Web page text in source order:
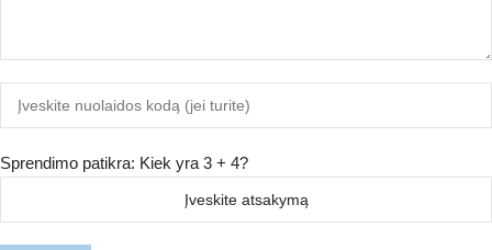
Sprendimo patikra: Kiek yra 3 + 4?